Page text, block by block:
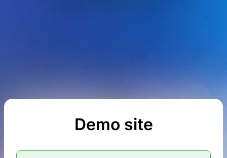
Demo site